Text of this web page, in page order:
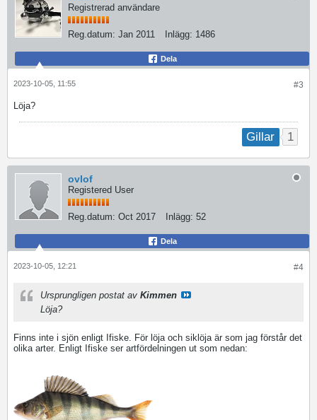
Registrerad användare
Reg.datum: Jan 2011 Inlägg: 1486
Dela
#3
2023-10-05, 11:55
Löja?
Gillar 1
ovlof
Registered User
Reg.datum: Oct 2017 Inlägg: 52
Dela
#4
2023-10-05, 12:21
Ursprungligen postat av Kimmen
Löja?
Finns inte i sjön enligt Ifiske. För löja och siklöja är som jag förstår det
olika arter. Enligt Ifiske ser artfördelningen ut som nedan: